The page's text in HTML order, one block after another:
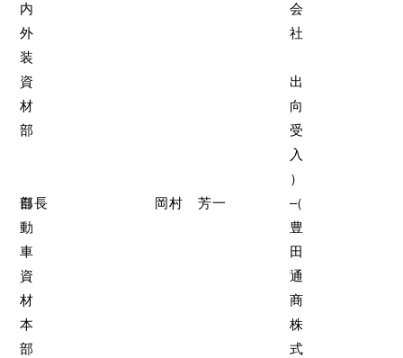
内
外
装
資
材
部
会
社
出
向
受
入
）
自
動
車
資
材
本
部
部長 岡村 芳一
（
豊
田
通
商
株
式
–